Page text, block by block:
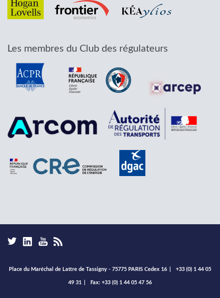
Les membres du Club des régulateurs
Place du Maréchal de Lattre de Tassigny - 75775 PARIS Cedex 16 +33 (0) 1 44 05
49 31 Fax: +33 (0) 1 44 05 47 56